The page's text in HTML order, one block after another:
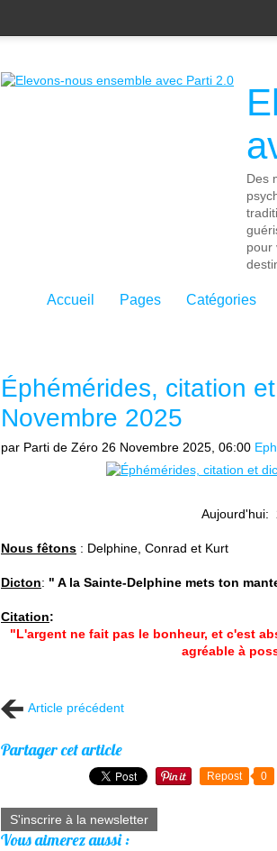
Des
pour
Accueil Pages Catégories
Éphémérides, citation
Novembre 2025
par Parti de Zéro 26 Novembre 2025, 06:00
Aujourd'hui:
Nous fêtons : Delphine, Conrad et Kurt
Dicton: " A la Sainte-Delphine mets ton
Citation:
"L'argent ne fait pas le bonheur, et c'est
agréable à
Article précédent
Partager cet article
Repost 0
S'inscrire à la newsletter
Vous aimerez aussi :